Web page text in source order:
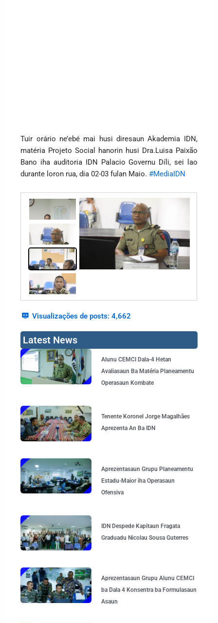
Tuir orário ne’ebé mai husi diresaun Akademia IDN,
matéria Projeto Social hanorin husi Dra.Luisa Paixão
Bano iha auditoria IDN Palacio Governu Díli, sei lao
durante loron rua, dia 02-03 fulan Maio.#MediaIDN
Visualizações de posts: 4,662
Latest News
Alunu CEMCI Dala-4 Hetan
Avaliasaun Ba Matéria Planeamentu
Operasaun Kombate
Tenente Koronel Jorge Magalhães
Aprezenta An Ba IDN
Aprezentasaun Grupu Planeamentu
Estadu-Maior iha Operasaun
Ofensiva
IDN Despede Kapitaun Fragata
Graduadu Nicolau Sousa Guterres
Aprezentasaun Grupu Alunu CEMCI
ba Dala 4 Konsentra ba Formulasaun
Asaun
Page